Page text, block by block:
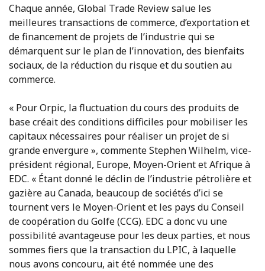
Chaque année, Global Trade Review salue les
meilleures transactions de commerce, d’exportation et
de financement de projets de l’industrie qui se
démarquent sur le plan de l’innovation, des bienfaits
sociaux, de la réduction du risque et du soutien au
commerce.
« Pour Orpic, la fluctuation du cours des produits de
base créait des conditions difficiles pour mobiliser les
capitaux nécessaires pour réaliser un projet de si
grande envergure », commente Stephen Wilhelm, vice-
président régional, Europe, Moyen-Orient et Afrique à
EDC. « Étant donné le déclin de l’industrie pétrolière et
gazière au Canada, beaucoup de sociétés d’ici se
tournent vers le Moyen-Orient et les pays du Conseil
de coopération du Golfe (CCG). EDC a donc vu une
possibilité avantageuse pour les deux parties, et nous
sommes fiers que la transaction du LPIC, à laquelle
nous avons concouru, ait été nommée une des